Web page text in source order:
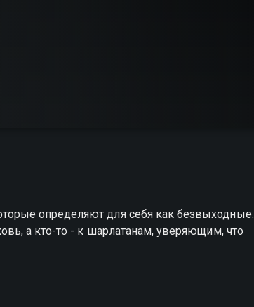
определяют для себя как безвыходные.
а кто-то - к шарлатанам, уверяющим, что